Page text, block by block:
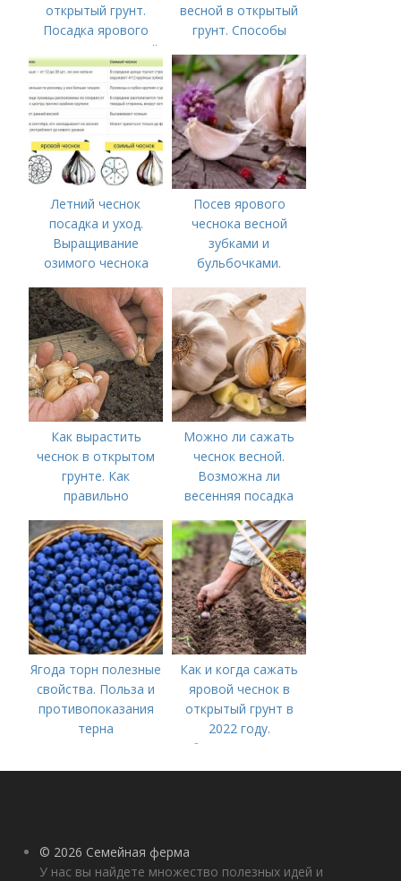
открытый грунт.
Посадка ярового
чеснока в открытый
грунт
весной в открытый
грунт. Способы
Летний чеснок
посадка и уход.
Выращивание
озимого чеснока
Посев ярового
чеснока весной
зубками и
бульбочками.
посадки озимого
чеснока
Как вырастить
чеснок в открытом
грунте. Как
правильно
открытом грунте
Можно ли сажать
чеснок весной.
Возможна ли
весенняя посадка
лучше делать
Ягода торн полезные
свойства. Польза и
противопоказания
терна
Как и когда сажать
яровой чеснок в
открытый грунт в
2022 году.
Добавление статьи в
новую подборку
© 2026 Семейная ферма
У нас вы найдете множество полезных идей и